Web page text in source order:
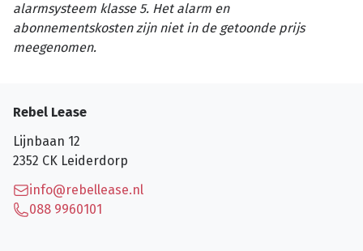
alarmsysteem klasse 5. Het alarm en
abonnementskosten zijn niet in de getoonde prijs
meegenomen.
Rebel Lease
Lijnbaan 12
2352 CK Leiderdorp
info@rebellease.nl
088 9960101